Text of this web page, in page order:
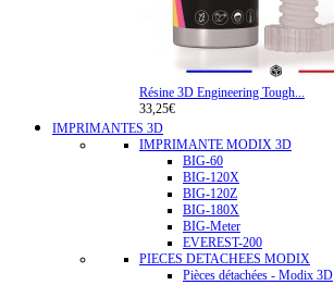
Résine 3D Engineering Tough...
33,25€
IMPRIMANTES 3D
IMPRIMANTE MODIX 3D
BIG-60
BIG-120X
BIG-120Z
BIG-180X
BIG-Meter
EVEREST-200
PIECES DETACHEES MODIX
Pièces détachées - Modix 3D